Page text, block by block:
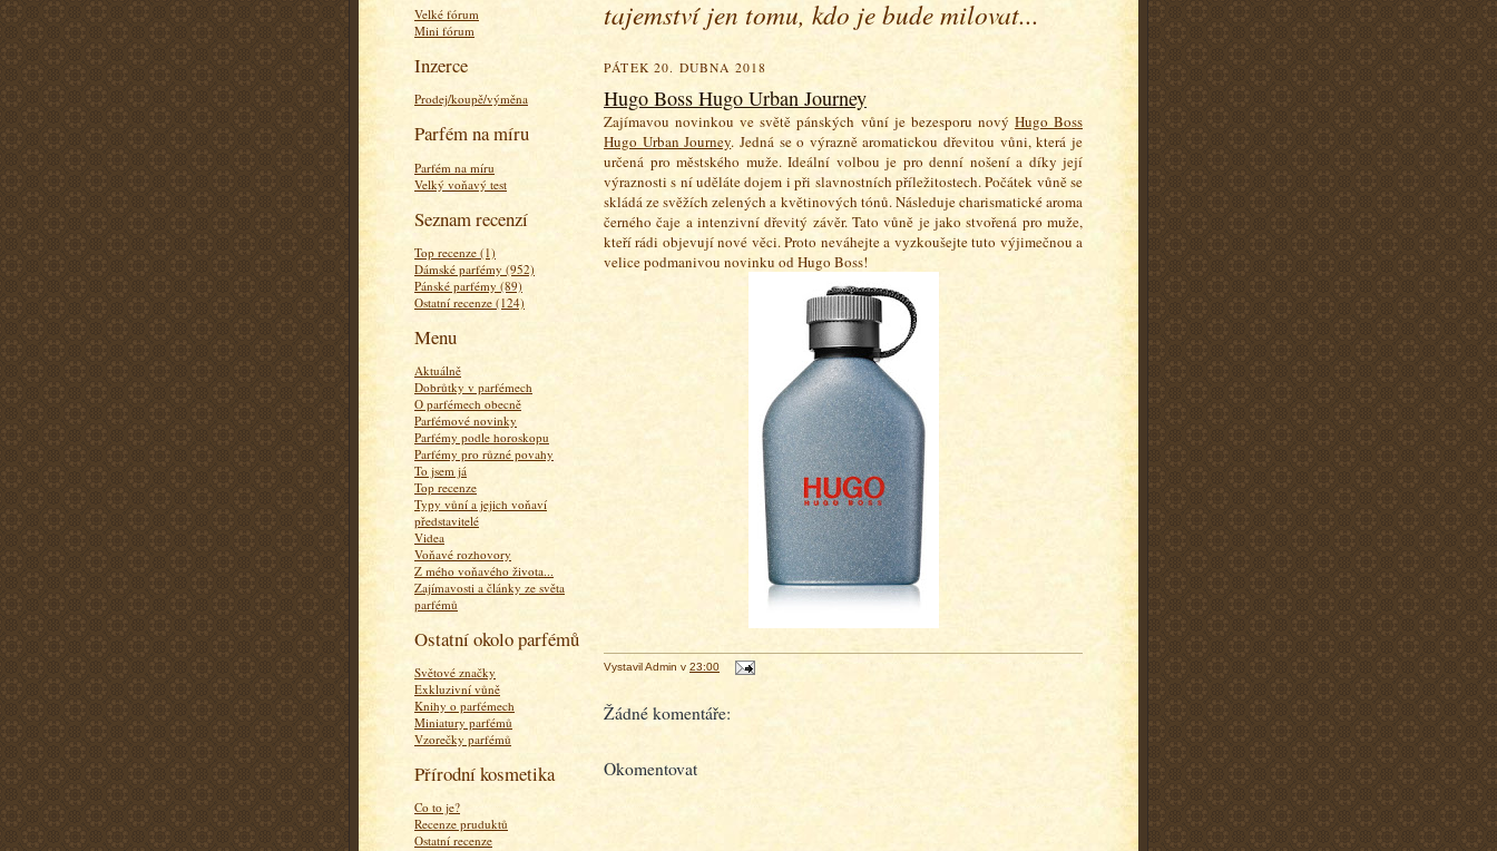
Velké fórum
Mini fórum
Inzerce
Prodej/koupě/výměna
Parfém na míru
Parfém na míru
Velký voňavý test
Seznam recenzí
Top recenze (1)
Dámské parfémy (952)
Pánské parfémy (89)
Ostatní recenze (124)
Menu
Aktuálně
Dobrůtky v parfémech
O parfémech obecně
Parfémové novinky
Parfémy podle horoskopu
Parfémy pro různé povahy
To jsem já
Top recenze
Typy vůní a jejich voňaví
představitelé
Videa
Voňavé rozhovory
Z mého voňavého života...
Zajímavosti a články ze světa
parfémů
Ostatní okolo parfémů
Světové značky
Exkluzivní vůně
Knihy o parfémech
Miniatury parfémů
Vzorečky parfémů
Přírodní kosmetika
Co to je?
Recenze pruduktů
Ostatní recenze
tajemství jen tomu, kdo je bude milovat...
PÁTEK 20. DUBNA 2018
Hugo Boss Hugo Urban Journey
Zajímavou novinkou ve světě pánských vůní je bezesporu nový Hugo Boss
Hugo Urban Journey. Jedná se o výrazně aromatickou dřevitou vůni, která je
určená pro městského muže. Ideální volbou je pro denní nošení a díky její
výraznosti s ní uděláte dojem i při slavnostních příležitostech. Počátek vůně se
skládá ze svěžích zelených a květinových tónů. Následuje charismatické aroma
černého čaje a intenzivní dřevitý závěr. Tato vůně je jako stvořená pro muže,
kteří rádi objevují nové věci. Proto neváhejte a vyzkoušejte tuto výjimečnou a
velice podmanivou novinku od Hugo Boss!
VystavilAdmin v 23:00
Žádné komentáře:
Okomentovat